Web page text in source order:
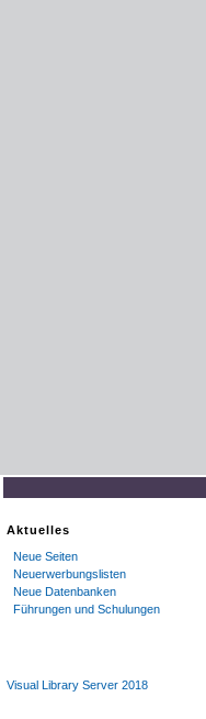
Aktuelles
Neue Seiten
Neuerwerbungslisten
Neue Datenbanken
Führungen und Schulungen
Visual Library Server 2018